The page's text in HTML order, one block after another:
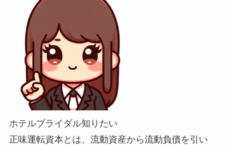
ホテルブライダル知りたい
正味運転資本とは、流動資産から流動負債を引い